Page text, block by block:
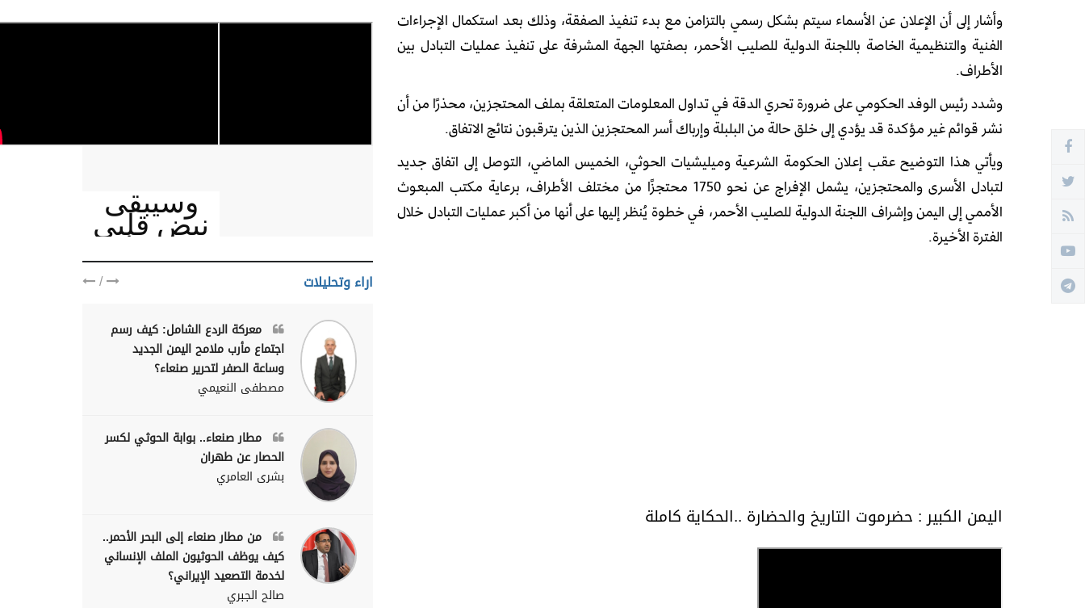
وأشار إلى أن الإعلان عن الأسماء سيتم بشكل رسمي بالتزامن مع بدء تنفيذ الصفقة، وذلك بعد استكمال الإجراءات
الفنية والتنظيمية الخاصة باللجنة الدولية للصليب الأحمر، بصفتها الجهة المشرفة على تنفيذ عمليات التبادل بين
الأطراف.
وشدد رئيس الوفد الحكومي على ضرورة تحري الدقة في تداول المعلومات المتعلقة بملف المحتجزين، محذرًا من أن
نشر قوائم غير مؤكدة قد يؤدي إلى خلق حالة من البلبلة وإرباك أسر المحتجزين الذين يترقبون نتائج الاتفاق.
ويأتي هذا التوضيح عقب إعلان الحكومة الشرعية وميليشيات الحوثي، الخميس الماضي، التوصل إلى اتفاق جديد
لتبادل الأسرى والمحتجزين، يشمل الإفراج عن نحو 1750 محتجزًا من مختلف الأطراف، برعاية مكتب المبعوث
الأممي إلى اليمن وإشراف اللجنة الدولية للصليب الأحمر، في خطوة يُنظر إليها على أنها من أكبر عمليات التبادل خلال
الفترة الأخيرة.
اليمن الكبير : حضرموت التاريخ والحضارة ..الحكاية كاملة
وسيبقى
نبض قلبي
يمنيا
اراء وتحليلات /
معركة الردع الشامل: كيف رسم
اجتماع مأرب ملامح اليمن الجديد
وساعة الصفر لتحرير صنعاء؟
مصطفى النعيمي
مطار صنعاء.. بوابة الحوثي لكسر
الحصار عن طهران
بشرى العامري
من مطار صنعاء إلى البحر الأحمر..
كيف يوظف الحوثيون الملف الإنساني
لخدمة التصعيد الإيراني؟
صالح الجبري